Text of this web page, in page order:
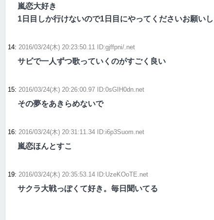
嵐恋大好き
1日目しか行けないので1日目にやってくださいお願い
14: 2016/03/24(木) 20:23:50.11 ID:gjffpni/.net
サビで一人ずつ歌っていくのがすごく良い
15: 2016/03/24(木) 20:26:00.97 ID:0sGIH0dn.net
その夢をあきらめないで
16: 2016/03/24(木) 20:31:11.34 ID:i6p3Suom.net
嵐恋ほんとすこ
19: 2016/03/24(木) 20:35:53.14 ID:UzeKOoTE.net
サクラ大戦っぽくて好き。毎日聞いてる